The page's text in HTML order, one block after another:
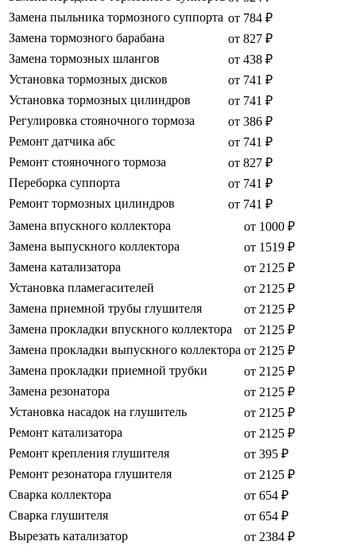
Замена пыльника тормозного суппорта от 784 ₽
Замена тормозного барабана
от 827 ₽
Замена тормозных шлангов
от 438 ₽
Установка тормозных дисков
от 741 ₽
Установка тормозных цилиндров
от 741 ₽
Регулировка стояночного тормоза
от 386 ₽
Ремонт датчика абс
от 741 ₽
Ремонт стояночного тормоза
от 827 ₽
Переборка суппорта
от 741 ₽
Ремонт тормозных цилиндров
от 741 ₽
Замена впускного коллектора
от 1000 ₽
Замена выпускного коллектора
от 1519 ₽
Замена катализатора
от 2125 ₽
Установка пламегасителей
от 2125 ₽
Замена приемной трубы глушителя
от 2125 ₽
Замена прокладки впускного коллектора
от 2125 ₽
Замена прокладки выпускного коллектора от 2125 ₽
Замена прокладки приемной трубки
от 2125 ₽
Замена резонатора
от 2125 ₽
Установка насадок на глушитель
от 2125 ₽
Ремонт катализатора
от 2125 ₽
Ремонт крепления глушителя
от 395 ₽
Ремонт резонатора глушителя
от 2125 ₽
Сварка коллектора
от 654 ₽
Сварка глушителя
от 654 ₽
Вырезать катализатор
от 2384 ₽